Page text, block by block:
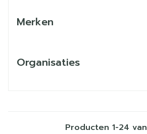
Merken
Organisaties
Producten 1-24 van